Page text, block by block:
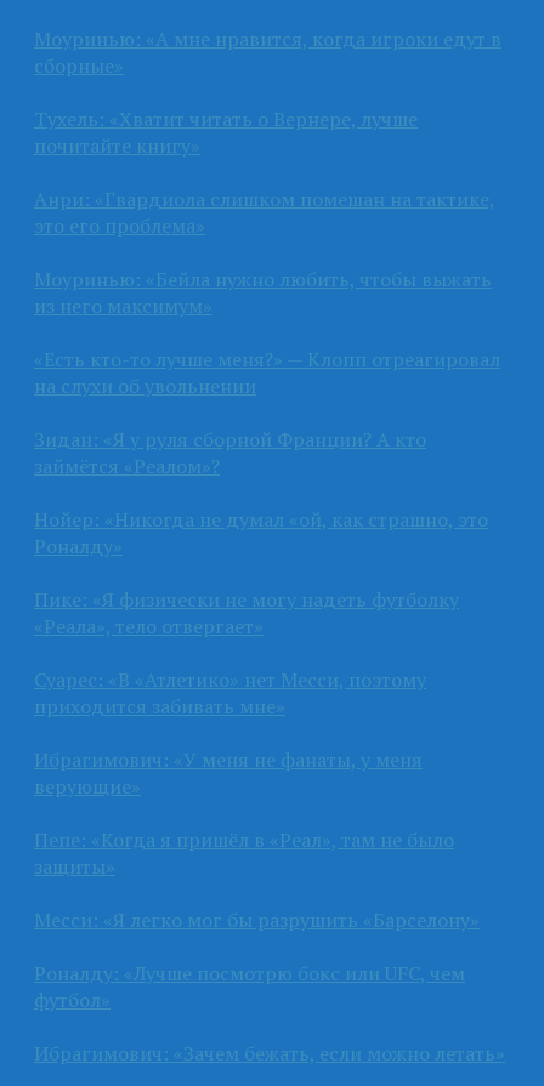
Моуринью: «А мне нравится, когда игроки едут в
сборные»
Тухель: «Хватит читать о Вернере, лучше
почитайте книгу»
Анри: «Гвардиола слишком помешан на тактике,
это его проблема»
Моуринью: «Бейла нужно любить, чтобы выжать
из него максимум»
«Есть кто-то лучше меня?» — Клопп отреагировал
на слухи об увольнении
Зидан: «Я у руля сборной Франции? А кто
займётся «Реалом»?
Нойер: «Никогда не думал «ой, как страшно, это
Роналду»
Пике: «Я физически не могу надеть футболку
«Реала», тело отвергает»
Суарес: «В «Атлетико» нет Месси, поэтому
приходится забивать мне»
Ибрагимович: «У меня не фанаты, у меня
верующие»
Пепе: «Когда я пришёл в «Реал», там не было
защиты»
Месси: «Я легко мог бы разрушить «Барселону»
Роналду: «Лучше посмотрю бокс или UFC, чем
футбол»
Ибрагимович: «Зачем бежать, если можно летать»